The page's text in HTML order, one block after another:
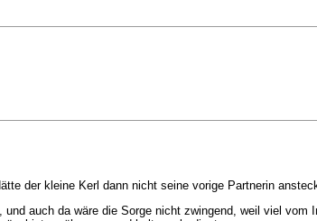
der kleine Kerl dann nicht seine vorige Partnerin
auch da wäre die Sorge nicht zwingend, weil viel vom